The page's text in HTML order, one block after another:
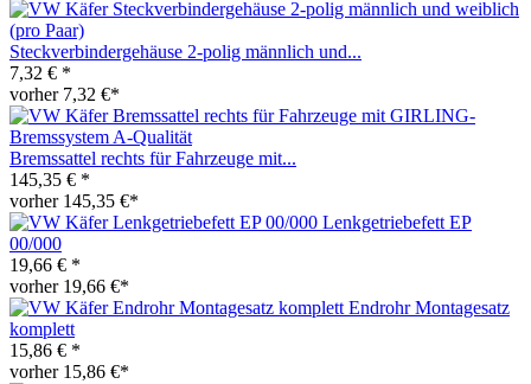
Steckverbindergehäuse 2-polig männlich und...
7,32 € *
vorher 7,32 €*
Bremssattel rechts für Fahrzeuge mit...
145,35 € *
vorher 145,35 €*
Lenkgetriebefett EP
00/000
19,66 € *
vorher 19,66 €*
Endrohr Montagesatz
komplett
15,86 € *
vorher 15,86 €*